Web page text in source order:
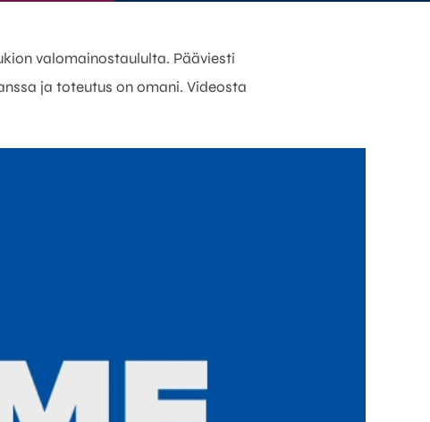
valomainostaululta. Pääviesti
ja toteutus on omani. Videosta